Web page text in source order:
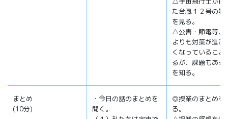
た台風１２号の雲
を見る。
△公害・節電等、
よりも対策が進み
くなっていること
るが、課題もある
を知る。
まとめ
(10分)
・今日の話のまとめを
聞く。
◎授業のまとめを
る。